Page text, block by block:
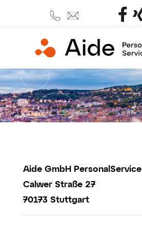
Aide GmbH PersonalService
Calwer Straße 27
70173 Stuttgart